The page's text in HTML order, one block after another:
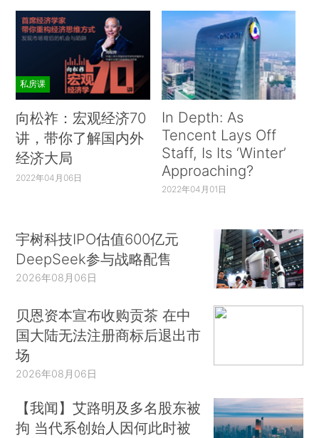
私房课
向松祚：宏观经济70
讲，带你了解国内外
经济大局
2022年04月06日
In Depth: As
Tencent Lays Off
Staff, Is Its ‘Winter’
Approaching?
2022年04月01日
宇树科技IPO估值600亿元
DeepSeek参与战略配售
2026年08月06日
贝恩资本宣布收购贡茶 在中
国大陆无法注册商标后退出市
场
2026年08月06日
【我闻】艾路明及多名股东被
拘 当代系创始人因何此时被